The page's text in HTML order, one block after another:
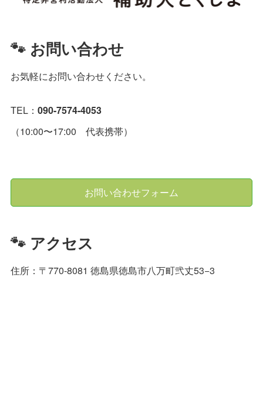
🐾 お問い合わせ
お気軽にお問い合わせください。
TEL：090-7574-4053
（10:00〜17:00 代表携帯）
お問い合わせフォーム
🐾 アクセス
住所：〒770-8081 徳島県徳島市八万町弐丈53−3